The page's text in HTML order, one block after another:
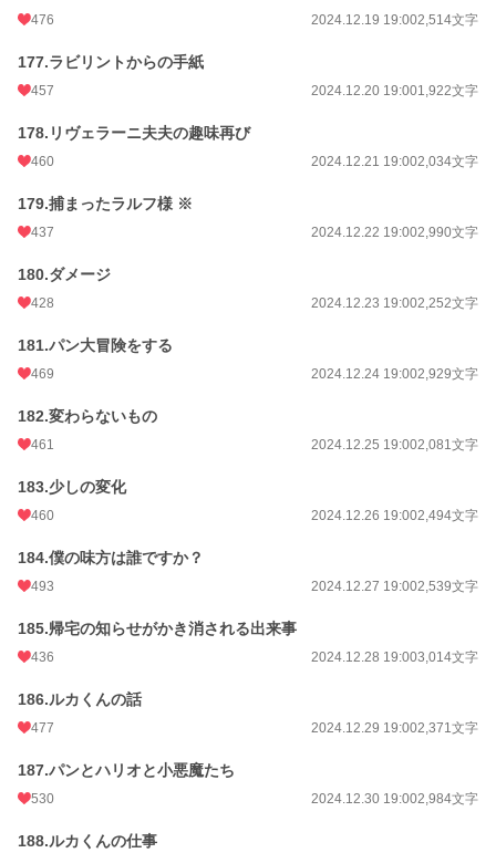
476 2024.12.19 19:002,514文字
177.ラビリントからの手紙
457 2024.12.20 19:001,922文字
178.リヴェラーニ夫夫の趣味再び
460 2024.12.21 19:002,034文字
179.捕まったラルフ様 ※
437 2024.12.22 19:002,990文字
180.ダメージ
428 2024.12.23 19:002,252文字
181.パン大冒険をする
469 2024.12.24 19:002,929文字
182.変わらないもの
461 2024.12.25 19:002,081文字
183.少しの変化
460 2024.12.26 19:002,494文字
184.僕の味方は誰ですか？
493 2024.12.27 19:002,539文字
185.帰宅の知らせがかき消される出来事
436 2024.12.28 19:003,014文字
186.ルカくんの話
477 2024.12.29 19:002,371文字
187.パンとハリオと小悪魔たち
530 2024.12.30 19:002,984文字
188.ルカくんの仕事